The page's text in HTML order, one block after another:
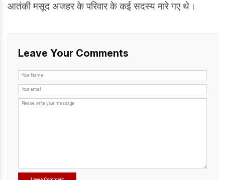
आतंकी मसूद अजहर के परिवार के कई सदस्य मारे गए थे।
Leave Your Comments